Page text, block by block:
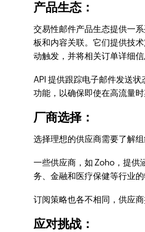
产品生态：
交易性邮件产品生态提供一
板和内容关联。它们提供技
动触发，并将相关订单详细
API 提供跟踪电子邮件发送
功能，以确保即使在高流量时
厂商选择：
选择理想的供应商需要了解
一些供应商，如 Zoho，提供
务、金融和医疗保健等行业
订阅策略也各不相同，供应
应对挑战：